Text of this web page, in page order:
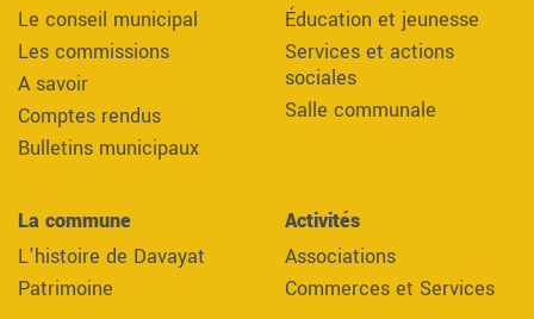
Le conseil municipal
Les commissions
A savoir
Comptes rendus
Bulletins municipaux
Éducation et jeunesse
Services et actions
sociales
Salle communale
La commune
L'histoire de Davayat
Patrimoine
Activités
Associations
Commerces et Services